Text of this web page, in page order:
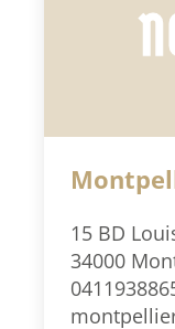
15 BD
34000